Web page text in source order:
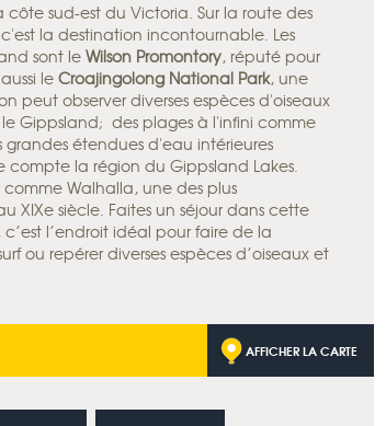
côte sud-est du Victoria. Sur la route des
la destination incontournable. Les
sont le Wilson Promontory, réputé pour
le Croajingolong National Park, une
peut observer diverses espèces d'oiseaux
Gippsland; des plages à l'infini comme
étendues d'eau intérieures
compte la région du Gippsland Lakes.
comme Walhalla, une des plus
XIXe siècle. Faites un séjour dans cette
l’endroit idéal pour faire de la
ou repérer diverses espèces d’oiseaux et
AFFICHER LA CARTE